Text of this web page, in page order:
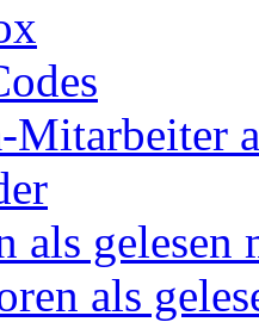
Mitarbeiter
als gelesen
als